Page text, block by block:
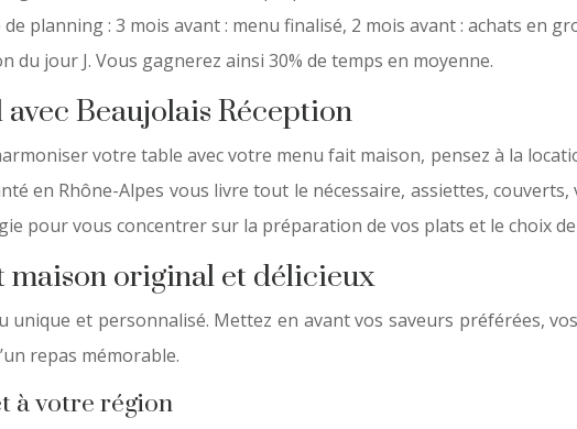
de planning : 3 mois avant : menu finalisé, 2 mois avant : achats en
jour J. Vous gagnerez ainsi 30% de temps en moyenne.
Beaujolais Réception
votre table avec votre menu fait maison, pensez à la
en Rhône-Alpes vous livre tout le nécessaire, assiettes,
pour vous concentrer sur la préparation de vos plats et le choix
maison original et délicieux
et personnalisé. Mettez en avant vos saveurs préférées,
repas mémorable.
à votre région